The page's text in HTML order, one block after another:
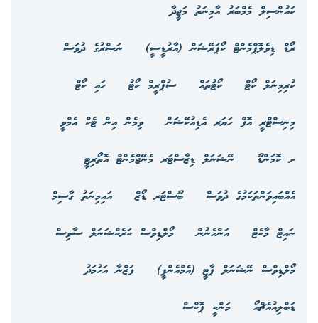
ކައުންސިލް މެމްބަރު އާމިނަތު މަޖީދާ
ރޯޑް ޑިވެލޮޕްމެންޓް ކޯޕަރޭޝަން (އާރުޑީސީ)
ނަޞްރުގެ ދުވަސް
ކުރިމިނަލް ކޯޓް
ކޯޓުތައް ސުޕްރީމް ކޯޓު
ހައި ކޯޓް
މިނިސްޓްރީ އޮފް ހަޔަރ އެޑިއުކޭޝަން
ވިމެން އިން ޓެކް އެމްވީ
ށ ކޮމަންޑޫ
ނޭޝަނަލް ޑިޒާސްޓަރ މެނޭޖްމެންޓް އޮތޯރިޓީ
އެއްބައިވަންތަކަމުގެ ދުވަސް
ބޫސްޓަރ ޑޯޒް
އައިމިނަތު ގާސިމް
ނައިޓް މާކެޓް
އަންހެނުން
މޯލްޑިވްސް ކަރެކްޝަނަލް ސާވިސް
މޯލްޑިވްސް ނޭޝަނަލް ޕާޓީ (އެމްއެންޕީ)
ފަޒްނާ އަހުމަދު
ޑަބްލިއުއެޗްއޯ
މަންކީ ޕޮކްސް